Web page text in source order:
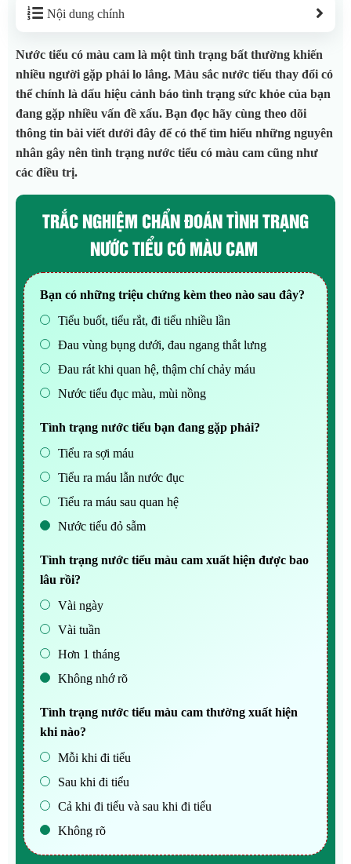
Nội dung chính
Nước tiểu có màu cam là một tình trạng bất thường khiến
nhiều người gặp phải lo lắng. Màu sắc nước tiểu thay đổi có
thể chính là dấu hiệu cảnh báo tình trạng sức khỏe của bạn
đang gặp nhiều vấn đề xấu. Bạn đọc hãy cùng theo dõi
thông tin bài viết dưới đây để có thể tìm hiểu những nguyên
nhân gây nên tình trạng nước tiểu có màu cam cũng như
các điều trị.
TRẮC NGHIỆM CHẨN ĐOÁN TÌNH TRẠNG
NƯỚC TIỂU CÓ MÀU CAM
Bạn có những triệu chứng kèm theo nào sau đây?
Tiểu buốt, tiểu rắt, đi tiểu nhiều lần
Đau vùng bụng dưới, đau ngang thắt lưng
Đau rát khi quan hệ, thậm chí chảy máu
Nước tiểu đục màu, mùi nồng
Tình trạng nước tiểu bạn đang gặp phải?
Tiểu ra sợi máu
Tiểu ra máu lẫn nước đục
Tiểu ra máu sau quan hệ
Nước tiểu đỏ sẫm
Tình trạng nước tiểu màu cam xuất hiện được bao
lâu rồi?
Vài ngày
Vài tuần
Hơn 1 tháng
Không nhớ rõ
Tình trạng nước tiểu màu cam thường xuất hiện
khi nào?
Mỗi khi đi tiểu
Sau khi đi tiểu
Cả khi đi tiểu và sau khi đi tiểu
Không rõ